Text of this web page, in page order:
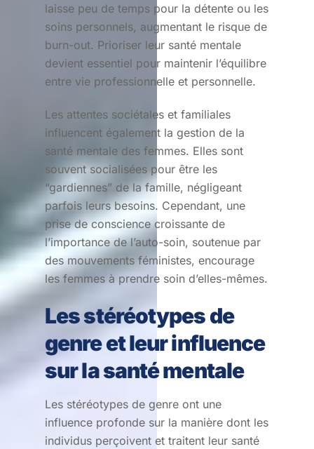
laisse peu de temps pour la détente ou les
soins personnels, augmentant le risque de
burn-out. Prioriser leur santé mentale
devient essentiel pour maintenir l’équilibre
entre vie professionnelle et personnelle.
Les attentes sociétales et familiales
influencent également la gestion de la
santé mentale des femmes. Elles sont
souvent socialisées pour être les
“gardiennes” de la famille, négligeant
parfois leurs besoins. Cependant, une
prise de conscience croissante de
l’importance de l’auto-soin, soutenue par
des mouvements féministes, encourage
les femmes à prendre soin d’elles-mêmes.
Les stéréotypes de
genre et leur influence
sur la santé mentale
Les stéréotypes de genre ont une
influence profonde sur la manière dont les
individus perçoivent et traitent leur santé